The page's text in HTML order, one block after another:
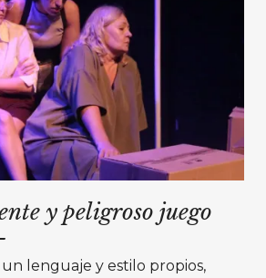
y peligroso juego
un lenguaje y estilo propios,